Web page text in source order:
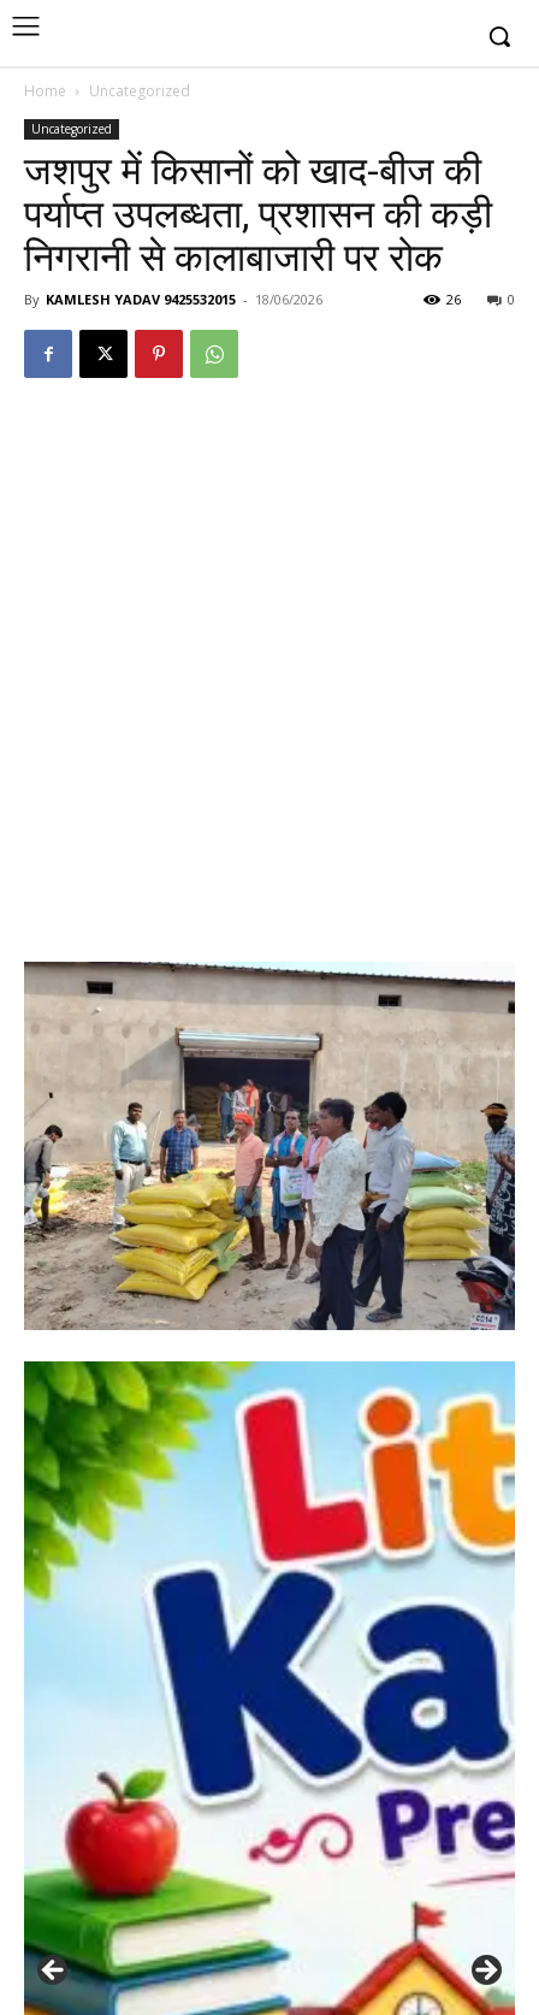
Home Uncategorized
Uncategorized
जशपुर में किसानों को खाद-बीज की
पर्याप्त उपलब्धता, प्रशासन की कड़ी
निगरानी से कालाबाजारी पर रोक
By KAMLESH YADAV 9425532015 - 18/06/2026 0
26